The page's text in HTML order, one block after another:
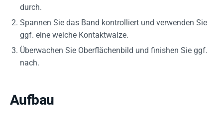
durch.
Spannen Sie das Band kontrolliert und verwenden Sie
ggf. eine weiche Kontaktwalze.
Überwachen Sie Oberflächenbild und finishen Sie ggf.
nach.
Aufbau